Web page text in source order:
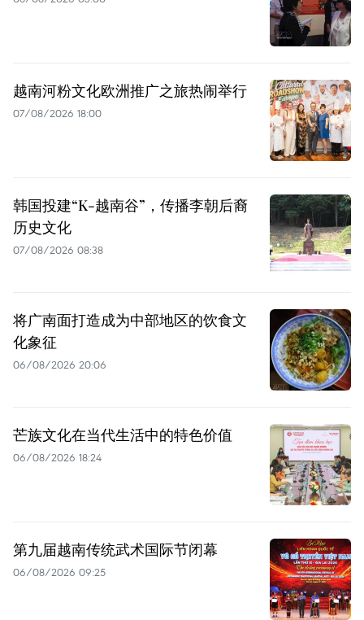
越南河粉文化欧洲推广之旅热闹举行
07/08/2026 18:00
韩国投建“K-越南谷”，传播李朝后裔
历史文化
07/08/2026 08:38
将广南面打造成为中部地区的饮食文
化象征
06/08/2026 20:06
芒族文化在当代生活中的特色价值
06/08/2026 18:24
第九届越南传统武术国际节闭幕
06/08/2026 09:25